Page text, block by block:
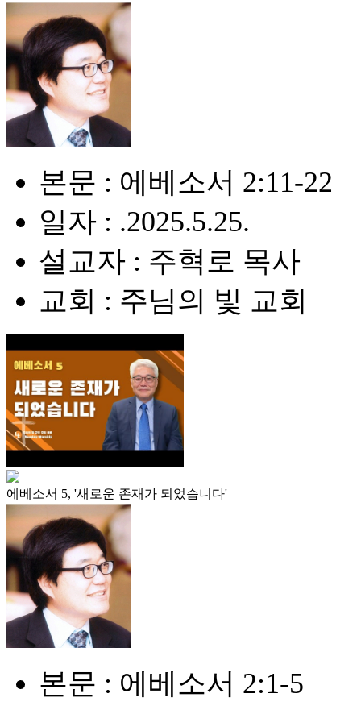
본문 : 에베소서 2:11-22
일자 : .2025.5.25.
설교자 : 주혁로 목사
교회 : 주님의 빛 교회
에베소서 5, '새로운 존재가 되었습니다'
본문 : 에베소서 2:1-5